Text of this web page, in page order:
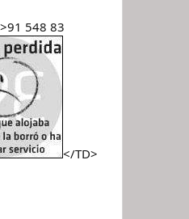
548 83
</TD>